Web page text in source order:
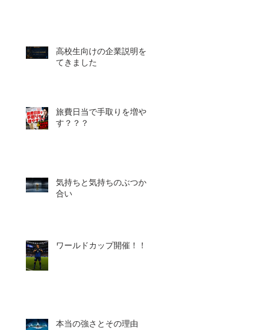
高校生向けの企業説明をし
てきました
旅費日当で手取りを増や
す？？？
気持ちと気持ちのぶつかり
合い
ワールドカップ開催！！！
本当の強さとその理由